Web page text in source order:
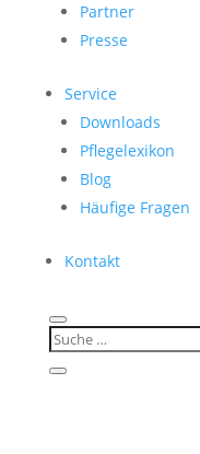
Partner
Presse
Service
Downloads
Pflegelexikon
Blog
Häufige Fragen
Kontakt